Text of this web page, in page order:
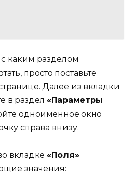
каким разделом
просто поставьте
Далее из вкладки
в раздел «Параметры
одноименное окно
справа внизу.
вкладке «Поля»
значения: